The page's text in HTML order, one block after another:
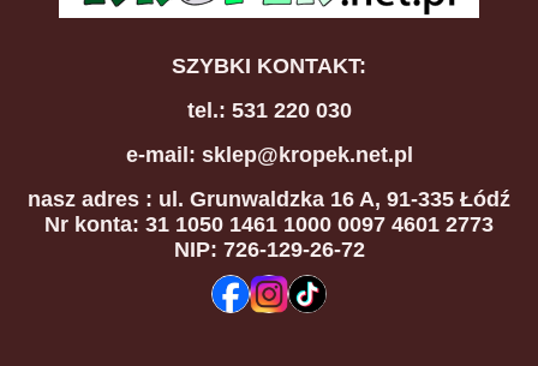
SZYBKI KONTAKT:
tel.: 531 220 030
e-mail: sklep@kropek.net.pl
nasz adres : ul. Grunwaldzka 16 A, 91-335 Łódź
Nr konta: 31 1050 1461 1000 0097 4601 2773
NIP: 726-129-26-72